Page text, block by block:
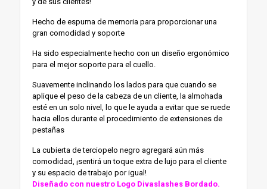
Hecho de espuma de memoria para proporcionar una
gran comodidad y soporte
Ha sido especialmente hecho con un diseño ergonómico
para el mejor soporte para el cuello.
Suavemente inclinando los lados para que cuando se
aplique el peso de la cabeza de un cliente, la almohada
esté en un solo nivel, lo que le ayuda a evitar que se ruede
hacia ellos durante el procedimiento de extensiones de
pestañas
La cubierta de terciopelo negro agregará aún más
comodidad, ¡sentirá un toque extra de lujo para el cliente
y su espacio de trabajo por igual!
Diseñado con nuestro Logo Divaslashes Bordado.